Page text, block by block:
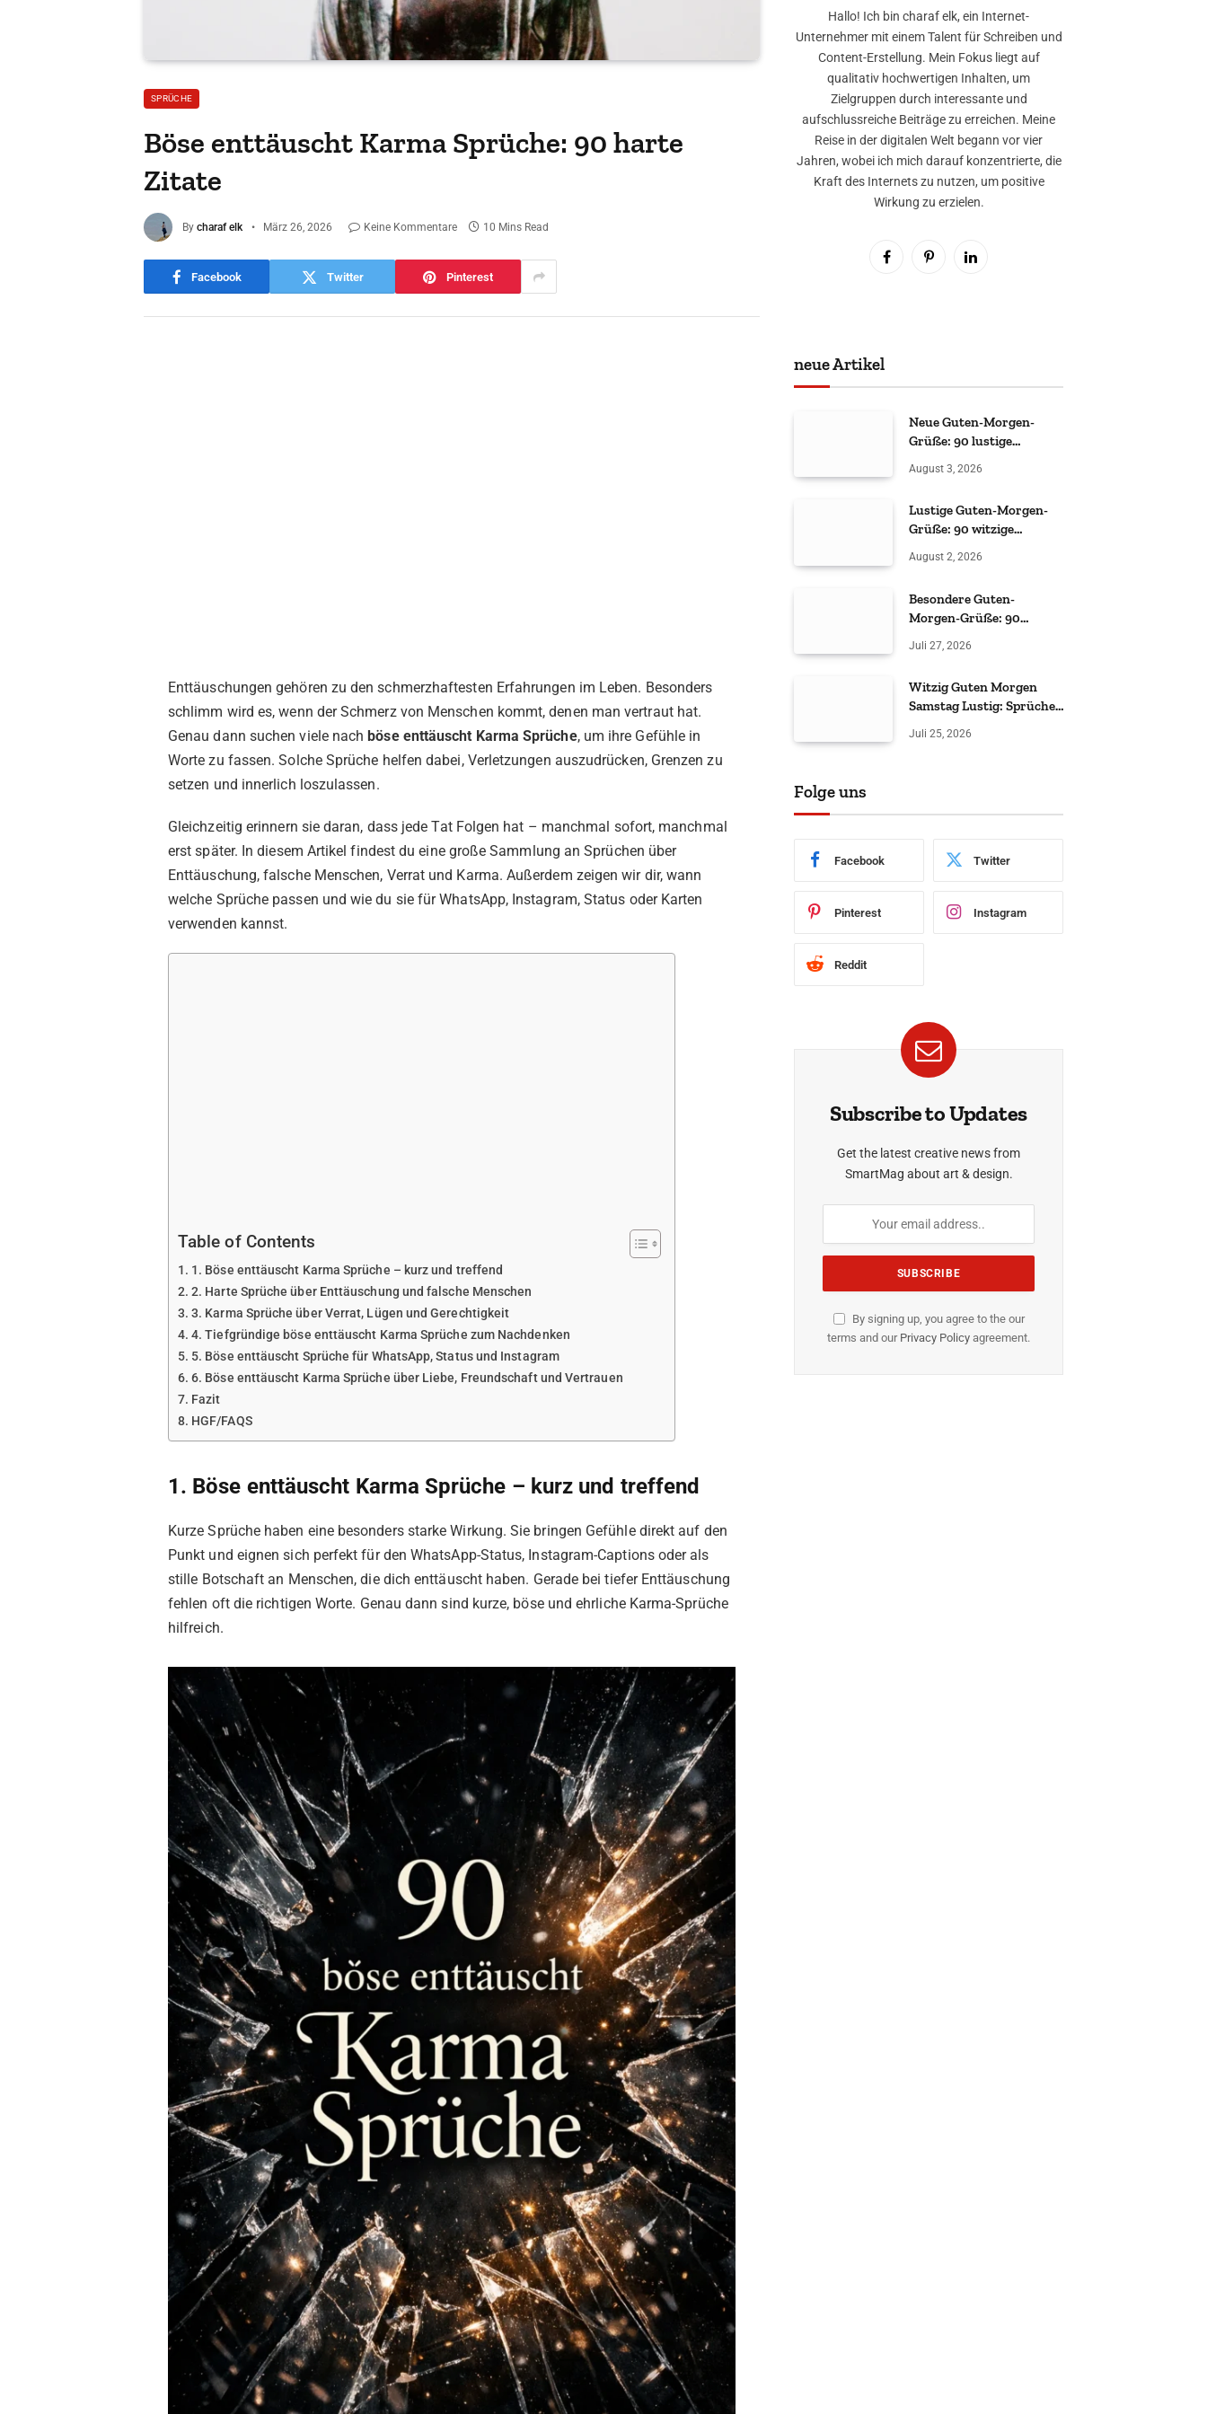
SPRÜCHE
Böse enttäuscht Karma Sprüche: 90 harte
Zitate
By charaf elk März 26, 2026 Keine Kommentare 10 Mins Read
Facebook Twitter Pinterest
Enttäuschungen gehören zu den schmerzhaftesten Erfahrungen im Leben. Besonders
schlimm wird es, wenn der Schmerz von Menschen kommt, denen man vertraut hat.
Genau dann suchen viele nach böse enttäuscht Karma Sprüche, um ihre Gefühle in
Worte zu fassen. Solche Sprüche helfen dabei, Verletzungen auszudrücken, Grenzen zu
setzen und innerlich loszulassen.
Gleichzeitig erinnern sie daran, dass jede Tat Folgen hat – manchmal sofort, manchmal
erst später. In diesem Artikel findest du eine große Sammlung an Sprüchen über
Enttäuschung, falsche Menschen, Verrat und Karma. Außerdem zeigen wir dir, wann
welche Sprüche passen und wie du sie für WhatsApp, Instagram, Status oder Karten
verwenden kannst.
Table of Contents
1. Böse enttäuscht Karma Sprüche – kurz und treffend
2. Harte Sprüche über Enttäuschung und falsche Menschen
3. Karma Sprüche über Verrat, Lügen und Gerechtigkeit
4. Tiefgründige böse enttäuscht Karma Sprüche zum Nachdenken
5. Böse enttäuscht Sprüche für WhatsApp, Status und Instagram
6. Böse enttäuscht Karma Sprüche über Liebe, Freundschaft und Vertrauen
Fazit
HGF/FAQS
1. Böse enttäuscht Karma Sprüche – kurz und treffend
Kurze Sprüche haben eine besonders starke Wirkung. Sie bringen Gefühle direkt auf den
Punkt und eignen sich perfekt für den WhatsApp-Status, Instagram-Captions oder als
stille Botschaft an Menschen, die dich enttäuscht haben. Gerade bei tiefer Enttäuschung
fehlen oft die richtigen Worte. Genau dann sind kurze, böse und ehrliche Karma-Sprüche
hilfreich.
Hallo! Ich bin charaf elk, ein Internet-
Unternehmer mit einem Talent für Schreiben und
Content-Erstellung. Mein Fokus liegt auf
qualitativ hochwertigen Inhalten, um
Zielgruppen durch interessante und
aufschlussreiche Beiträge zu erreichen. Meine
Reise in der digitalen Welt begann vor vier
Jahren, wobei ich mich darauf konzentrierte, die
Kraft des Internets zu nutzen, um positive
Wirkung zu erzielen.
FacebookPinterestLinkedIn
neue Artikel
Neue Guten-Morgen-
Grüße: 90 lustige
August 3, 2026
Lustige Guten-Morgen-
Grüße: 90 witzige
August 2, 2026
Besondere Guten-
Morgen-Grüße: 90
Juli 27, 2026
Witzig Guten Morgen
Samstag Lustig: Sprüche
Juli 25, 2026
Folge uns
Facebook Twitter
Pinterest Instagram
Reddit
Subscribe to Updates
Get the latest creative news from
SmartMag about art & design.
By signing up, you agree to the our
terms and our Privacy Policy agreement.